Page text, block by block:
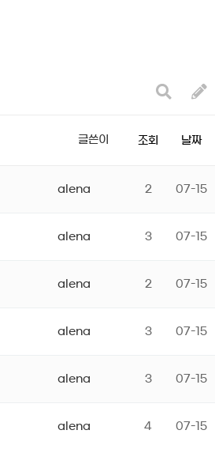
글쓴이 조회 날짜
alena 2 07-15
alena 3 07-15
alena 2 07-15
alena 3 07-15
alena 3 07-15
alena 4 07-15